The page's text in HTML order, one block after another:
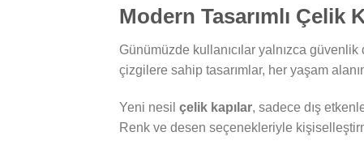
Modern Tasarımlı Çelik
Günümüzde kullanıcılar yalnızca
çizgilere sahip tasarımlar, her yaşam
Yeni nesil çelik kapılar, sadece dış
Renk ve desen seçenekleriyle